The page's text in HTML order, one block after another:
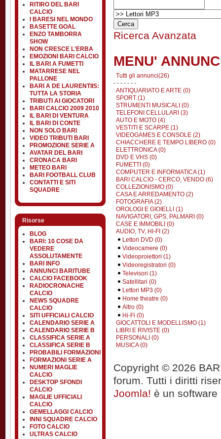
RITIRO DEL BARI
CALCIO
I BARESI NEL MONDO
BASETTE GOAL
ENZO TAMBORRA
SHOW
NON CRESCE L'ERBA
EMOZIONI BARI CALCIO
IL BARI A FUMETTI
MATARRESE NEL
PALLONE
BARI A DE LAURENTIIS:
TUTTA LA STORIA
TRIBUTI AI GIOCATORI
BARI CALCIO 2009 2010
IL BARI DI VENTURA
IL BARI DI CONTE
NON SOLO BARI
VIDEO TRIBUTI BARI
PROMOZIONE SERIE A
AVATAR DEL BARI
CRONACA BARI
METEO BARI
BARI FOOTBALL CLUB
CONTATTI E SITI
SQUADRE
Risorse
BLOG
BARI: 10 COSE DA
VEDERE
ASSOLUTAMENTE
BARI INFO
ANNUNCI BARITUBE
CALCIO FACEBOOK
RADIOCRONACHE
CALCIO
NEWS SQUADRE
CALCIO
SITI UFFICIALI CALCIO
CALENDARIO SERIE A
CALENDARIO SERIE B
CLASSIFICA SERIE A
CLASSIFICA SERIE B
PROBABILI FORMAZIONI
FORMAZIONI SERIE A
NUMERI MAGLIE
CALCIO
DESKTOP SFONDI
CALCIO
MAGLIE UFFICIALI
CALCIO
GEMELLAGGI CALCIO
INNI SQUADRE CALCIO
FOTO CALCIO
ULTRAS CALCIO
Ricerca Avanzata
MENU'
Tutti gli annunci(26)
- - - - - - -
ANTIQUARIATO E ARTE (0)
SPORT (1)
STRUMENTI MUSICALI (0)
TELEFONI CELLULARI (3)
AUTO E MOTO (4)
VESTITI E SCARPE (1)
VIDEOGAMES E CONSOLE (2)
CHIACCHERE E TEMPO LIBERO (0)
ELETTRONICA (0)
DVD E VHS (0)
FUMETTI (0)
COMPUTER E INFORMATICA (1)
BARI CALCIO - CERCO, VENDO (6)
COLLEZIONISMO (0)
CASA E ARREDAMENTO (2)
FOTOGRAFIA (2)
OROLOGI E GIOIELLI (1)
NAVIGATORI, GPS, PALMARI (0)
CASE E IMMOBILI (0)
AUDIO, TV, HI-FI (2)
Lettori DVD (0)
Videocamere (0)
Videoproiettori (1)
Videoregistratori (0)
Televisori (1)
Satellitari (0)
Lettori MP3 (0)
Home theatre (0)
Altro (0)
Hi-Fi (0)
GIOCATTOLI E MODELLISMO (1)
LIBRI E RIVISTE (0)
PERSONALI (0)
MUSICA (0)
Copyright © 2026
forum. Tutti i diritti
Joomla! è un